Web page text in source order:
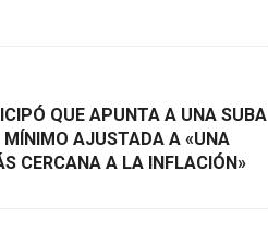
QUE APUNTA A UNA SUBA
MÍNIMO AJUSTADA A «UNA
CERCANA A LA INFLACIÓN»